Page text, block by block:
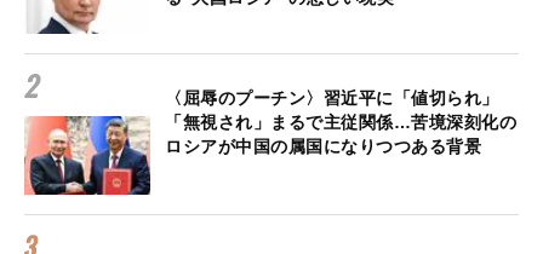
〈屈辱のプーチン〉習近平に「値切られ」
「無視され」まるで主従関係…苦境深刻化の
ロシアが中国の属国になりつつある背景